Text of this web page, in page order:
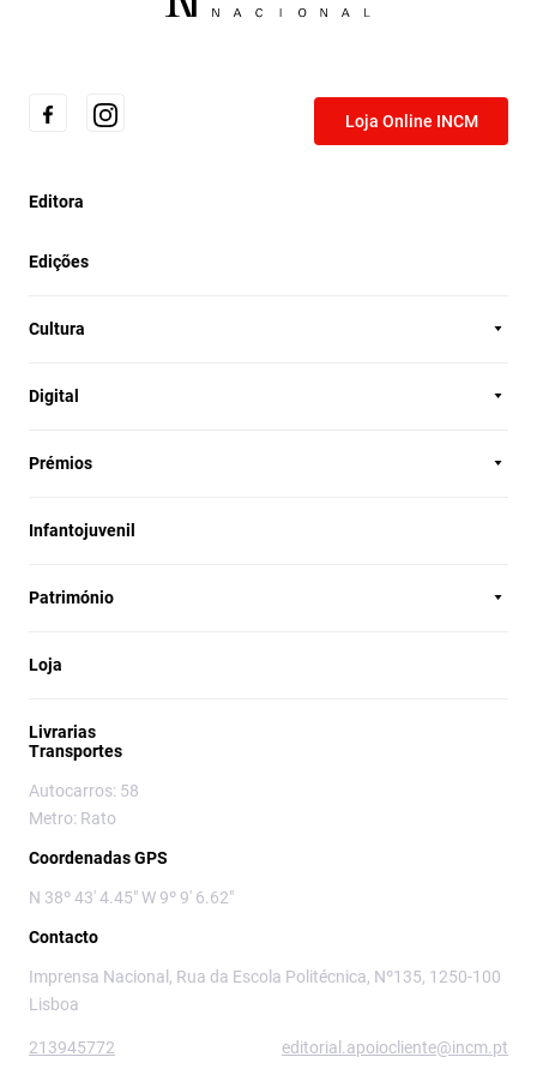
Loja Online INCM
Editora
Edições
Cultura
Digital
Prémios
Infantojuvenil
Património
Loja
Livrarias
Transportes
Autocarros: 58
Metro: Rato
Coordenadas GPS
N 38º 43' 4.45" W 9º 9' 6.62"
Contacto
Imprensa Nacional, Rua da Escola Politécnica, Nº135, 1250-100
Lisboa
213945772 editorial.apoiocliente@incm.pt